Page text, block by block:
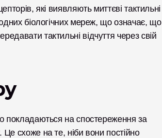
які виявляють миттєві тактильні
біологічних мереж, що означає, що
тактильні відчуття через свій
покладаються на спостереження за
схоже на те, ніби вони постійно